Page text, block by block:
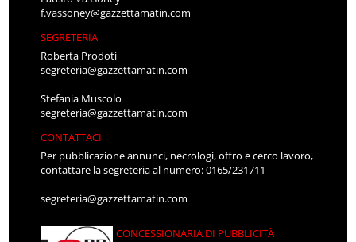
f.vassoney@gazzettamatin.com
SEGRETERIA
Roberta Prodoti
segreteria@gazzettamatin.com
Stefania Muscolo
segreteria@gazzettamatin.com
CONTATTACI
Per pubblicazione annunci, necrologi, offro e cerco lavoro,
contattare la segreteria al numero: 0165/231711
segreteria@gazzettamatin.com
CONCESSIONARIA DI PUBBLICITÀ